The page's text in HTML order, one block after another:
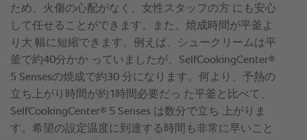
ため、火傷の心配がなく、女性スタッフの方 にも安心
して任せることができます。また、焼成時間が平釜よ
り大 幅に短縮できます。例えば、シュークリームは平
釜で約40分かか っていましたが、SelfCookingCenter®
5 Sensesの焼成で約30 分になります。何より、予熱の
立ち上がり時間が約1時間必要だっ た平釜と比べて、
SelfCookingCenter® 5 Senses は数分で立ち 上がりま
す。希望の設定温度に到達する時間も非常に早いこと